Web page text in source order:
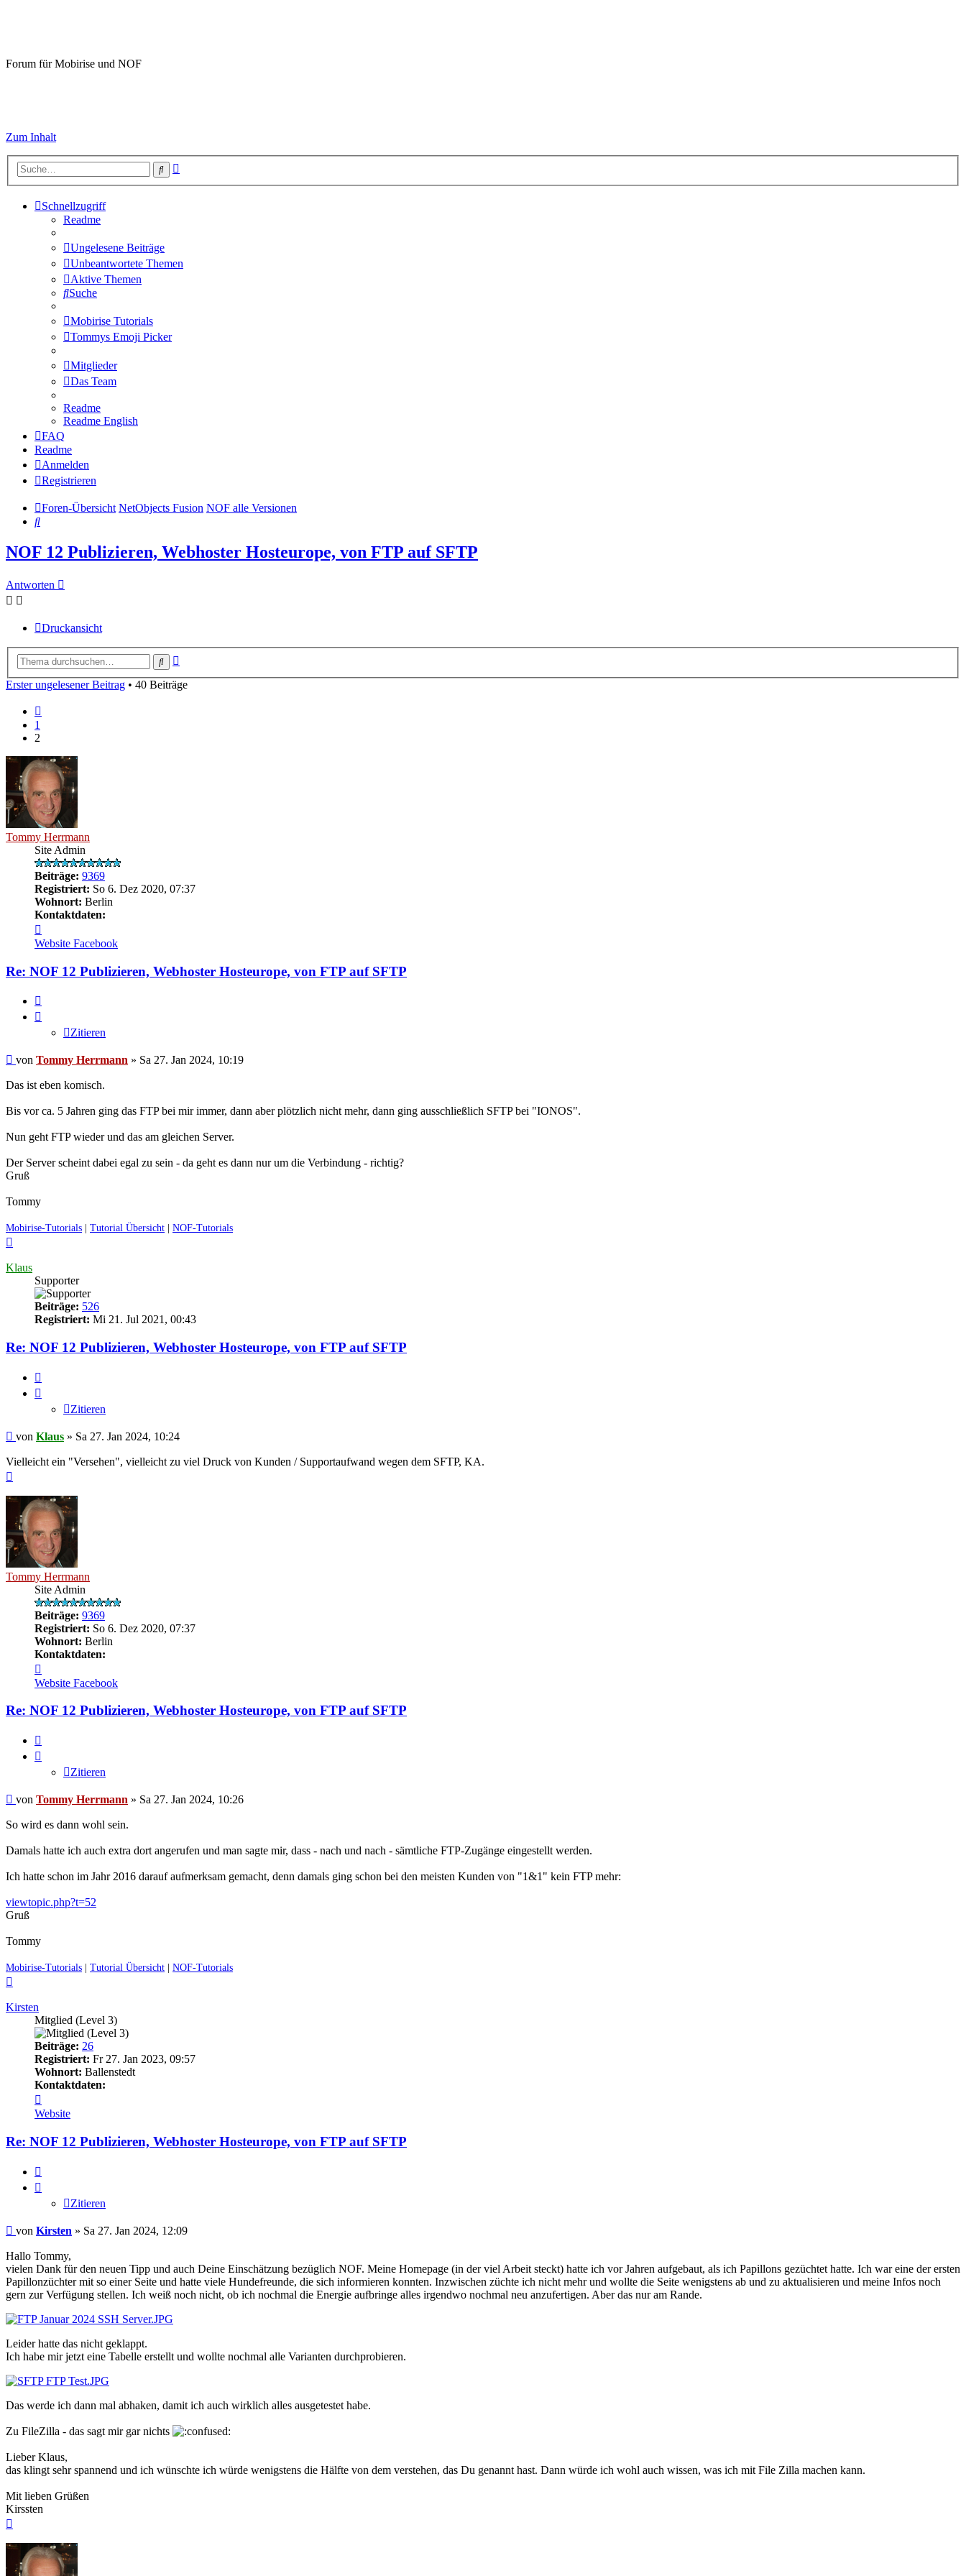
Forum für Mobirise und NOF
Zum Inhalt
Suche
Schnellzugriff
Readme
Ungelesene Beiträge
Unbeantwortete Themen
Aktive Themen
Suche
Mobirise Tutorials
Tommys Emoji Picker
Mitglieder
Das Team
Readme
Readme English
FAQ
Readme
Anmelden
Registrieren
Foren-Übersicht NetObjects Fusion NOF alle Versionen
Suche
NOF 12 Publizieren, Webhoster Hosteurope, von FTP auf SFTP
Antworten
Druckansicht
Suche
Erster ungelesener Beitrag • 40 Beiträge
1
2
Tommy Herrmann
Site Admin
Beiträge: 9369
Registriert: So 6. Dez 2020, 07:37
Wohnort: Berlin
Kontaktdaten:
von
Tommy
Herrmann
Website Facebook
Re: NOF 12 Publizieren, Webhoster Hosteurope, von FTP auf SFTP
Zitieren
Ungelesener
von Tommy Herrmann » Sa 27. Jan 2024, 10:19
Das ist eben komisch.
Bis vor ca. 5 Jahren ging das FTP bei mir immer, dann aber plötzlich nicht mehr, dann ging ausschließlich SFTP bei "IONOS".
Nun geht FTP wieder und das am gleichen Server.
Der Server scheint dabei egal zu sein - da geht es dann nur um die Verbindung - richtig?
Gruß
Tommy
Mobirise-Tutorials Tutorial Übersicht NOF-Tutorials
Klaus
Supporter
Beiträge: 526
Registriert: Mi 21. Jul 2021, 00:43
Re: NOF 12 Publizieren, Webhoster Hosteurope, von FTP auf SFTP
Zitieren
Ungelesener
von Klaus » Sa 27. Jan 2024, 10:24
Vielleicht ein "Versehen", vielleicht zu viel Druck von Kunden / Supportaufwand wegen dem SFTP, KA.
Tommy Herrmann
Site Admin
Beiträge: 9369
Registriert: So 6. Dez 2020, 07:37
Wohnort: Berlin
Kontaktdaten:
von
Tommy
Herrmann
Website Facebook
Re: NOF 12 Publizieren, Webhoster Hosteurope, von FTP auf SFTP
Zitieren
Ungelesener
von Tommy Herrmann » Sa 27. Jan 2024, 10:26
So wird es dann wohl sein.
Damals hatte ich auch extra dort angerufen und man sagte mir, dass - nach und nach - sämtliche FTP-Zugänge eingestellt werden.
Ich hatte schon im Jahr 2016 darauf aufmerksam gemacht, denn damals ging schon bei den meisten Kunden von "1&1" kein FTP mehr:
viewtopic.php?t=52
Gruß
Tommy
Mobirise-Tutorials Tutorial Übersicht NOF-Tutorials
Kirsten
Mitglied (Level 3)
Beiträge: 26
Registriert: Fr 27. Jan 2023, 09:57
Wohnort: Ballenstedt
Kontaktdaten:
von
Kirsten
Website
Re: NOF 12 Publizieren, Webhoster Hosteurope, von FTP auf SFTP
Zitieren
Ungelesener
von Kirsten » Sa 27. Jan 2024, 12:09
Hallo Tommy,
vielen Dank für den neuen Tipp und auch Deine Einschätzung bezüglich NOF. Meine Homepage (in der viel Arbeit steckt) hatte ich vor Jahren aufgebaut, als ich Papillons gezüchtet hatte. Ich war eine der ersten
Papillonzüchter mit so einer Seite und hatte viele Hundefreunde, die sich informieren konnten. Inzwischen züchte ich nicht mehr und wollte die Seite wenigstens ab und zu aktualisieren und meine Infos noch
gern zur Verfügung stellen. Ich weiß noch nicht, ob ich nochmal die Energie aufbringe alles irgendwo nochmal neu anzufertigen. Aber das nur am Rande.
Leider hatte das nicht geklappt.
Ich habe mir jetzt eine Tabelle erstellt und wollte nochmal alle Varianten durchprobieren.
Das werde ich dann mal abhaken, damit ich auch wirklich alles ausgetestet habe.
Zu FileZilla - das sagt mir gar nichts
Lieber Klaus,
das klingt sehr spannend und ich wünschte ich würde wenigstens die Hälfte von dem verstehen, das Du genannt hast. Dann würde ich wohl auch wissen, was ich mit File Zilla machen kann.
Mit lieben Grüßen
Kirssten